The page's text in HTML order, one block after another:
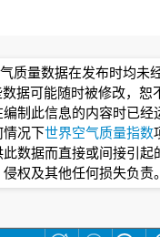
质量数据在发布时均未
据可能随时被修改，恕
编制此信息的内容时已经
况下世界空气质量指数
数据而直接或间接引起
侵权及其他任何损失负责。